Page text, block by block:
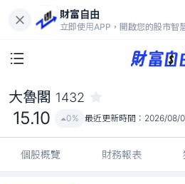
財富自由
立即使用APP，開啟您的股市智
15.10
0%
大魯閣 1432
15.10 0% 最近更新時間： 2026/08/
個股概覽 財務報表